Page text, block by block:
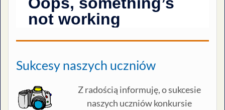
Sukcesy naszych uczniów
Z radością informuję, o sukcesie
naszych uczniów konkursie